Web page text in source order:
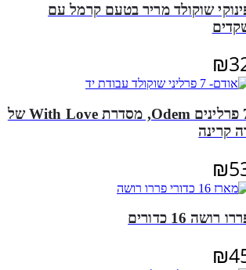
שוקולד מריר בטעם קרמל עם
₪
7 פרלינים Odem, מסדרת With Love של
קרינה
₪
רושה 16 כדורים
₪